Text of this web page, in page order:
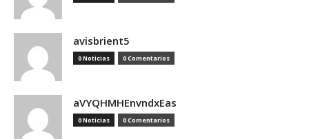
avisbrient5
0 Noticias 0 Comentarios
aVYQHMHEnvndxEas
0 Noticias 0 Comentarios